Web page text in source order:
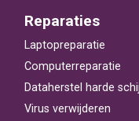
Reparaties
Laptopreparatie
Computerreparatie
Dataherstel harde
Virus verwijderen